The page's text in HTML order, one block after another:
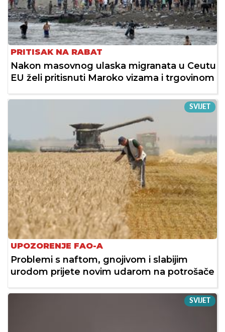
PRITISAK NA RABAT
Nakon masovnog ulaska migranata u Ceutu
EU želi pritisnuti Maroko vizama i trgovinom
SVIJET
UPOZORENJE FAO-A
Problemi s naftom, gnojivom i slabijim
urodom prijete novim udarom na potrošače
SVIJET